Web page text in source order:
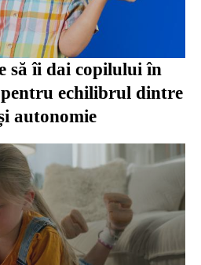
să îi dai copilului în
echilibrul dintre
autonomie